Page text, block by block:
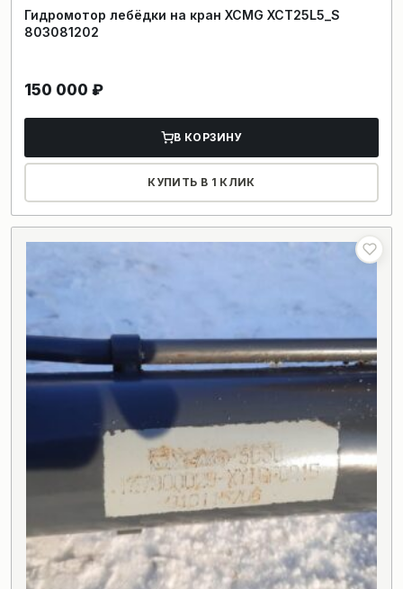
Гидромотор лебёдки на кран XCMG XCT25L5_S
803081202
150 000 ₽
В КОРЗИНУ
КУПИТЬ В 1 КЛИК